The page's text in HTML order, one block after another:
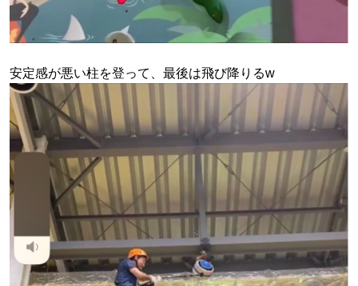
安定感が悪い柱を登って、最後は飛び降りるw